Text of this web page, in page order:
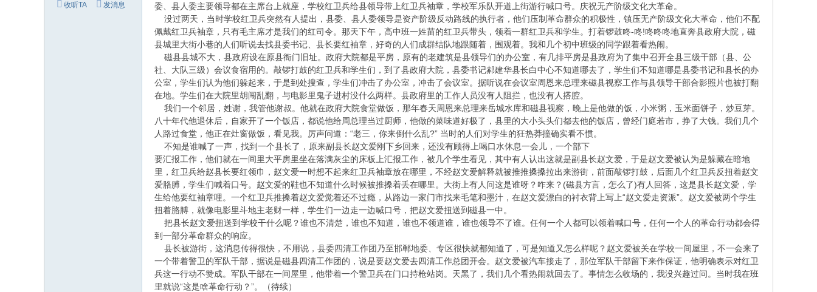
收听TA 发消息
委、县人委主要领导都在主席台上就座，学校红卫兵给县领导带上红卫兵袖章，学校军乐队开道上街游行喊口号。庆祝无产阶级文化大革命。
没过两天，当时学校红卫兵突然有人提出，县委、县人委领导是资产阶级反动路线的执行者，他们压制革命群众的积极性，镇压无产阶级文化大革命，他们不配
佩戴红卫兵袖章，只有毛主席才是我们的红司令。那天下午，高中班一姓苗的红卫兵带头，领着一群红卫兵和学生。打着锣鼓咚-咚!咚咚咚地直奔县政府大院，磁
县城里大街小巷的人们听说去找县委书记、县长要红袖章，好奇的人们成群结队地跟随着，围观着。我和几个初中班级的同学跟着看热闹。
磁县县城不大，县政府设在原县衙门旧址。政府大院都是平房，原有的老建筑是县领导们的办公室，有几排平房是县政府为了集中召开全县三级干部（县、公
社、大队三级）会议食宿用的。敲锣打鼓的红卫兵和学生们，到了县政府大院，县委书记郝建华县长白中心不知道哪去了，学生们不知道哪是县委书记和县长的办
公室，学生们认为他们躲起来，于是到处搜查，学生们冲击了办公室，冲击了会议室。据听说在会议室周恩来总理来磁县视察工作与县领导干部合影照片也被打翻
在地。学生们在大院里胡闯乱翻，与电影里鬼子进村没什么两样。县政府里的工作人员没有人阻拦，也没有人搭腔。
我们一个邻居，姓谢，我管他谢叔。他就在政府大院食堂做饭，那年春天周恩来总理来岳城水库和磁县视察，晚上是他做的饭，小米粥，玉米面饼子，炒豆芽。
八十年代他退休后，自家开了一个饭店，都说他给周总理当过厨师，他做的菜味道好极了，县里的大小头头们都去他的饭店，曾经门庭若市，挣了大钱。我们几个
人路过食堂，他正在灶窗做饭，看见我。厉声问道：“老三，你来倒什么乱?” 当时的人们对学生的狂热莽撞确实看不惯。
不知是谁喊了一声，找到一个县长了，原来副县长赵文爱刚下乡回来，还没有顾得上喝口水休息一会儿，一个部下
要汇报工作，他们就在一间里大平房里坐在落满灰尘的床板上汇报工作，被几个学生看见，其中有人认出这就是副县长赵文爱，于是赵文爱被认为是躲藏在暗地
里，红卫兵给赵县长要红领巾，赵文爱一时想不起来红卫兵袖章放在哪里，不经赵文爱解释就被推推搡搡拉出来游街，前面敲锣打鼓，后面几个红卫兵反扭着赵文
爱胳膊，学生们喊着口号。赵文爱的鞋也不知道什么时候被推搡着丢在哪里。大街上有人问这是谁呀？咋来？(磁县方言，怎么了)有人回答，这是县长赵文爱，学
生给他要红袖章哩。一个红卫兵推搡着赵文爱觉着还不过瘾，从路边一家门市找来毛笔和墨汁，在赵文爱漂白的衬衣背上写上“赵文爱走资派”。赵文爱被两个学生
扭着胳膊，就像电影里斗地主老财一样，学生们一边走一边喊口号，把赵文爱扭送到磁县一中。
把县长赵文爱扭送到学校干什么呢？谁也不清楚，谁也不知道，谁也不领道谁，谁也领导不了谁。任何一个人都可以领着喊口号，任何一个人的革命行动都会得
到一部分革命群众的响应。
县长被游街，这消息传得很快，不用说，县委四清工作团乃至邯郸地委、专区很快就都知道了，可是知道又怎么样呢？赵文爱被关在学校一间屋里，不一会来了
一个带着警卫的军队干部，据说是磁县四清工作团的，说是要赵文爱去四清工作总团开会。赵文爱被汽车接走了，那位军队干部留下来作保证，他明确表示对红卫
兵这一行动不赞成。军队干部在一间屋里，他带着一个警卫兵在门口持枪站岗。天黑了，我们几个看热闹就回去了。事情怎么收场的，我没兴趣过问。当时我在班
里就说“这是啥革命行动？”。（待续）